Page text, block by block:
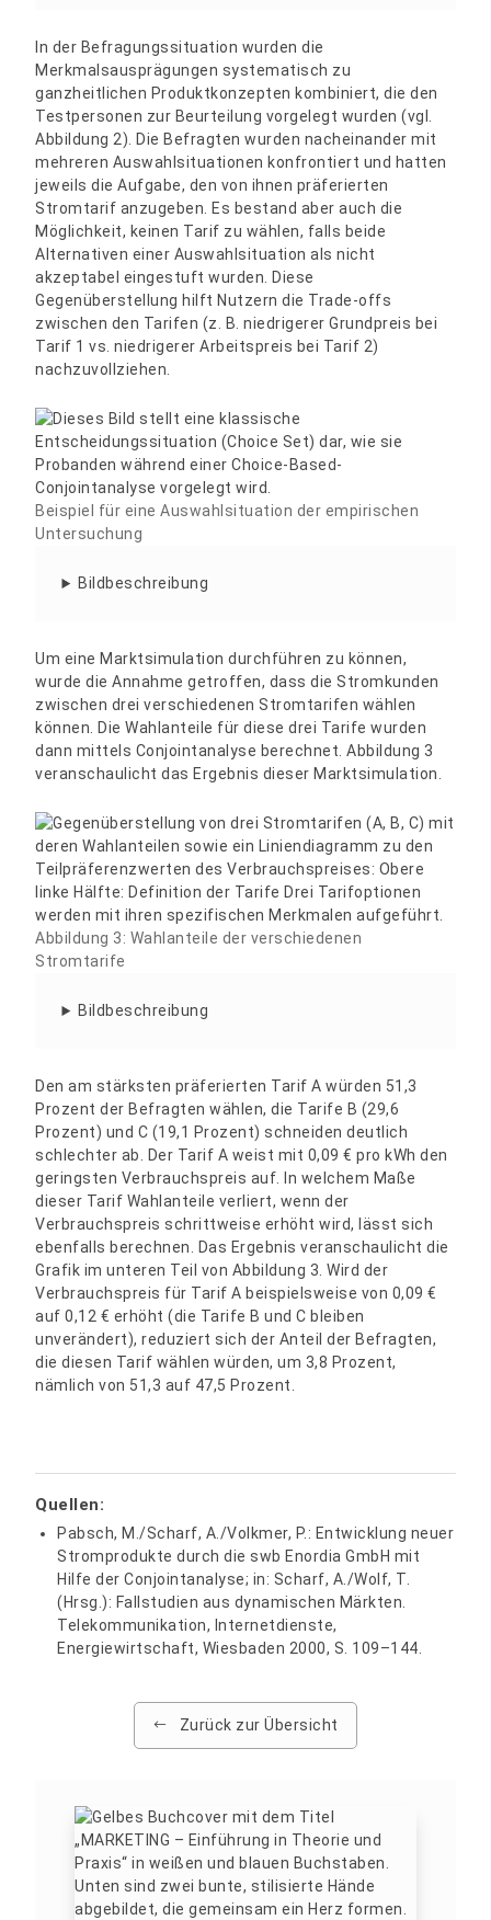
In der Befragungssituation wurden die
Merkmalsausprägungen systematisch zu
ganzheitlichen Produktkonzepten kombiniert, die den
Testpersonen zur Beurteilung vorgelegt wurden (vgl.
Abbildung 2). Die Befragten wurden nacheinander mit
mehreren Auswahlsituationen konfrontiert und hatten
jeweils die Aufgabe, den von ihnen präferierten
Stromtarif anzugeben. Es bestand aber auch die
Möglichkeit, keinen Tarif zu wählen, falls beide
Alternativen einer Auswahlsituation als nicht
akzeptabel eingestuft wurden. Diese
Gegenüberstellung hilft Nutzern die Trade-offs
zwischen den Tarifen (z. B. niedrigerer Grundpreis bei
Tarif 1 vs. niedrigerer Arbeitspreis bei Tarif 2)
nachzuvollziehen.
Beispiel für eine Auswahlsituation der empirischen
Untersuchung
Bildbeschreibung
Um eine Marktsimulation durchführen zu können,
wurde die Annahme getroffen, dass die Stromkunden
zwischen drei verschiedenen Stromtarifen wählen
können. Die Wahlanteile für diese drei Tarife wurden
dann mittels Conjointanalyse berechnet. Abbildung 3
veranschaulicht das Ergebnis dieser Marktsimulation.
Abbildung 3: Wahlanteile der verschiedenen
Stromtarife
Bildbeschreibung
Den am stärksten präferierten Tarif A würden 51,3
Prozent der Befragten wählen, die Tarife B (29,6
Prozent) und C (19,1 Prozent) schneiden deutlich
schlechter ab. Der Tarif A weist mit 0,09 € pro kWh den
geringsten Verbrauchspreis auf. In welchem Maße
dieser Tarif Wahlanteile verliert, wenn der
Verbrauchspreis schrittweise erhöht wird, lässt sich
ebenfalls berechnen. Das Ergebnis veranschaulicht die
Grafik im unteren Teil von Abbildung 3. Wird der
Verbrauchspreis für Tarif A beispielsweise von 0,09 €
auf 0,12 € erhöht (die Tarife B und C bleiben
unverändert), reduziert sich der Anteil der Befragten,
die diesen Tarif wählen würden, um 3,8 Prozent,
nämlich von 51,3 auf 47,5 Prozent.
Quellen:
Pabsch, M./Scharf, A./Volkmer, P.: Entwicklung neuer
Stromprodukte durch die swb Enordia GmbH mit
Hilfe der Conjointanalyse; in: Scharf, A./Wolf, T.
(Hrsg.): Fallstudien aus dynamischen Märkten.
Telekommunikation, Internetdienste,
Energiewirtschaft, Wiesbaden 2000, S. 109–144.
Zurück zur Übersicht